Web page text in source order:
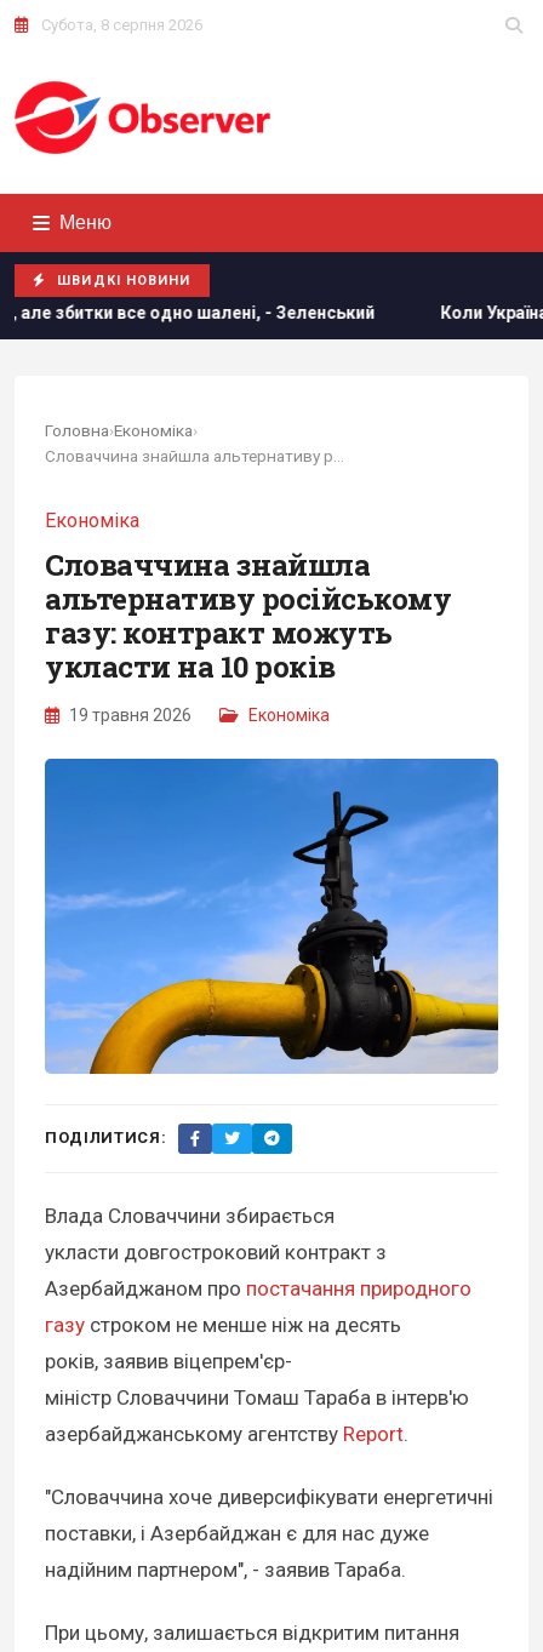
Субота, 8 серпня 2026
Меню
ШВИДКІ НОВИНИ
шалені, - Зеленський Коли Україна почне
Головна›Економіка›
Економіка
Словаччина знайшла
альтернативу російському
газу: контракт можуть
укласти на 10 років
19 травня 2026 Економіка
ПОДІЛИТИСЯ:
Влада Словаччини збирається
укласти довгостроковий контракт з
Азербайджаном про постачання природного
газу строком не менше ніж на десять
років, заявив віцепрем'єр-
міністр Словаччини Томаш Тараба в інтерв'ю
азербайджанському агентству Report.
"Словаччина хоче диверсифікувати енергетичні
поставки, і Азербайджан є для нас дуже
надійним партнером", - заявив Тараба.
При цьому, залишається відкритим питання